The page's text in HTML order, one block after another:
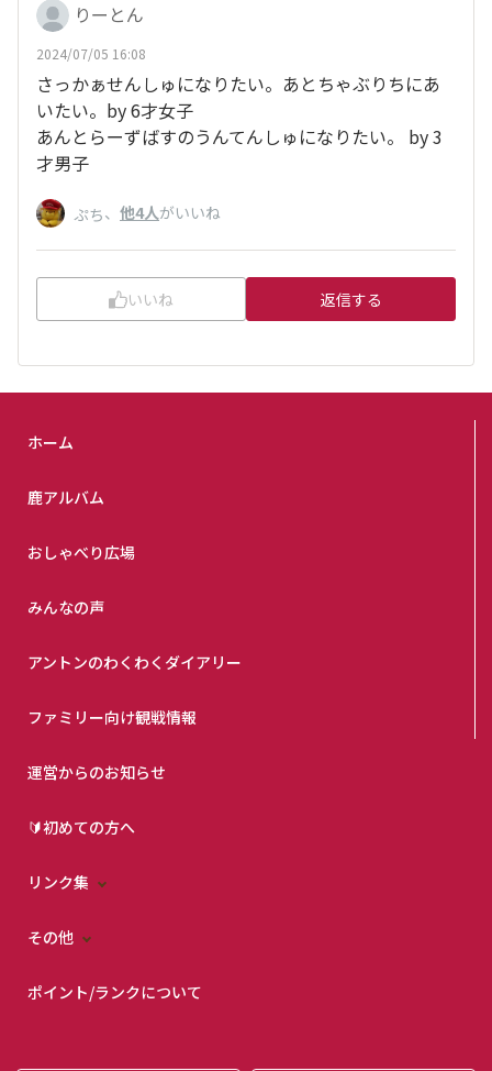
りーとん
2024/07/05 16:08
さっかぁせんしゅになりたい。あとちゃぶりちにあ
いたい。by 6才女子
あんとらーずばすのうんてんしゅになりたい。 by 3
才男子
ぷち、 他4人がいいね
いいね 返信する
ホーム
鹿アルバム
おしゃべり広場
みんなの声
アントンのわくわくダイアリー
ファミリー向け観戦情報
運営からのお知らせ
🔰初めての方へ
リンク集
その他
ポイント/ランクについて